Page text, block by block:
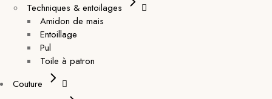
Techniques & entoilages
Amidon de mais
Entoillage
Pul
Toile à patron
Couture